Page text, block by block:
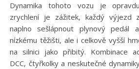
Dynamika tohoto vozu je
zrychlení je zážitek, každý výjezd
naplno sešlápnout plynový pedál
nízkému těžišti, ale i celkově vyšší
na silnici jako přibitý. Kombinace
DCC, čtyřkolky a neskutečné